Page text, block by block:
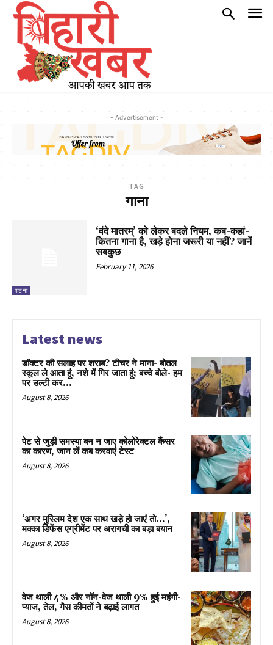
- Advertisement -
TAG
गाना
पटना
‘वंदे मातरम्’ को लेकर बदले नियम, कब-कहां-
कितना गाना है, खड़े होना जरूरी या नहीं? जानें
सबकुछ
February 11, 2026
Latest news
डॉक्टर की सलाह पर शराब? टीचर ने माना- बोतल
स्कूल ले आता हूं, नशे में गिर जाता हूं; बच्चे बोले- हम
पर उल्टी कर...
August 8, 2026
पेट से जुड़ी समस्या बन न जाए कोलोरेक्टल कैंसर
का कारण, जान लें कब करवाएं टेस्ट
August 8, 2026
‘अगर मुस्लिम देश एक साथ खड़े हो जाएं तो…’,
मक्का डिफेंस एग्रीमेंट पर अरागची का बड़ा बयान
August 8, 2026
वेज थाली 4% और नॉन-वेज थाली 9% हुई महंगी-
प्याज, तेल, गैस कीमतों ने बढ़ाई लागत
August 8, 2026